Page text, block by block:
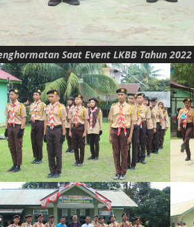
Saat Event LKBB Tahun 2022